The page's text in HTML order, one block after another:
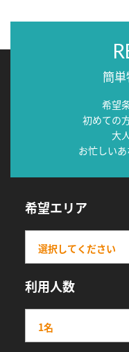
簡
希望
初めての
大
お忙しいあ
希望エリア
利用人数